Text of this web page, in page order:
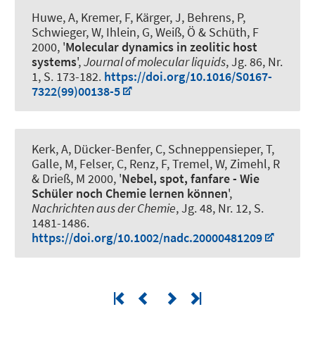
Huwe, A, Kremer, F, Kärger, J, Behrens, P,
Schwieger, W, Ihlein, G, Weiß, Ö & Schüth, F
2000, 'Molecular dynamics in zeolitic host
systems',Journal of molecular liquids, Jg. 86, Nr.
1, S. 173-182. https://doi.org/10.1016/S0167-
7322(99)00138-5
Kerk, A, Dücker-Benfer, C, Schneppensieper, T,
Galle, M, Felser, C, Renz, F, Tremel, W, Zimehl, R
& Drieß, M 2000, 'Nebel, spot, fanfare - Wie
Schüler noch Chemie lernen können',
Nachrichten aus der Chemie, Jg. 48, Nr. 12, S.
1481-1486.
https://doi.org/10.1002/nadc.20000481209